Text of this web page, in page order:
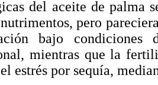
del aceite de palma
pero
bajo condiciones
mientras que la
estrés por sequía,